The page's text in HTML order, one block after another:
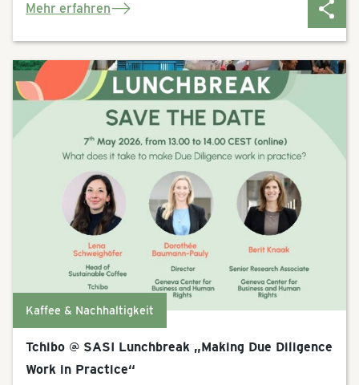
Mehr erfahren
Kaffee & Nachhaltigkeit
Tchibo @ SASI Lunchbreak „Making Due Diligence
Work in Practice“